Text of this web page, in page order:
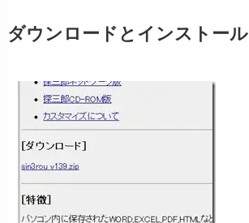
ダウンロードとインストール